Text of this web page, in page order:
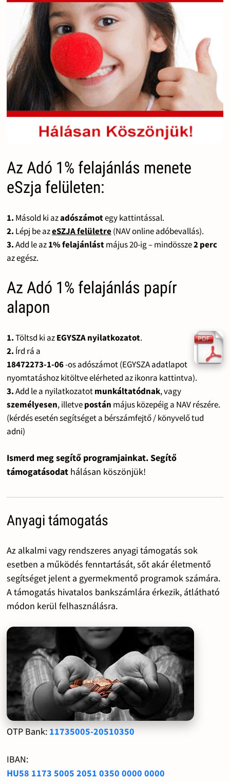
Az Adó 1% felajánlás menete
eSzja felületen:
1. Másold ki azadószámotegy kattintással.
2. Lépj be azeSZJA felületre(NAV online adóbevallás).
3.Add le az1% felajánlástmájus 20-ig – mindössze2 perc
az egész.
Az Adó 1% felajánlás papír
alapon
1.Töltsd ki azEGYSZA nyilatkozatot.
2. Írd rá a
18472273-1-06-os adószámot (EGYSZA adatlapot
nyomtatáshoz kitöltve elérheted az ikonra kattintva).
3.Add le a nyilatkozatotmunkáltatódnak, vagy
személyesen, illetvepostán május közepéig a NAV részére.
(kérdés esetén segítséget a bérszámfejtő / könyvelő tud
adni)
Ismerd meg segítő programjainkat. Segítő
támogatásodat hálásan köszönjük!
Anyagi támogatás
Az alkalmi vagy rendszeres anyagi támogatás sok
esetben a működés fenntartását, sőt akár életmentő
segítséget jelent a gyermekmentő programok számára.
A támogatás hivatalos bankszámlára érkezik, átlátható
módon kerül felhasználásra.
OTP Bank: 11735005-20510350
IBAN:
HU58 1173 5005 2051 0350 0000 0000